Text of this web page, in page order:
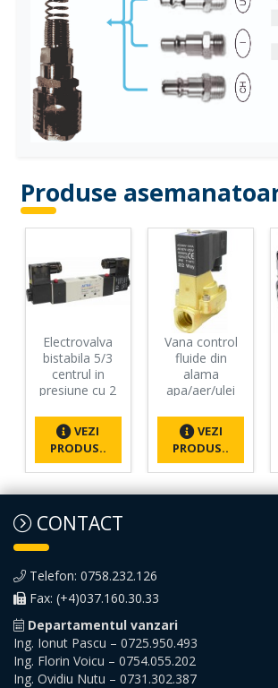
Produse
Electrovalva
bistabila 5/3
centrul in
presiune cu 2
conectori cu
led prezenta
tensiune G1/4"
- 24VAC
VEZI
PRODUS..
Vana control
fluide din
alama
apa/aer/ulei
1/2" orificiu 15
mm cu bobina
si conector -
220VAC
VEZI
PRODUS..
CONTACT
Telefon: 0758.232.126
Fax: (+4)037.160.30.33
Departamentul vanzari
Ing. Ionut Pascu – 0725.950.493
Ing. Florin Voicu – 0754.055.202
Ing. Ovidiu Nutu – 0731.302.387